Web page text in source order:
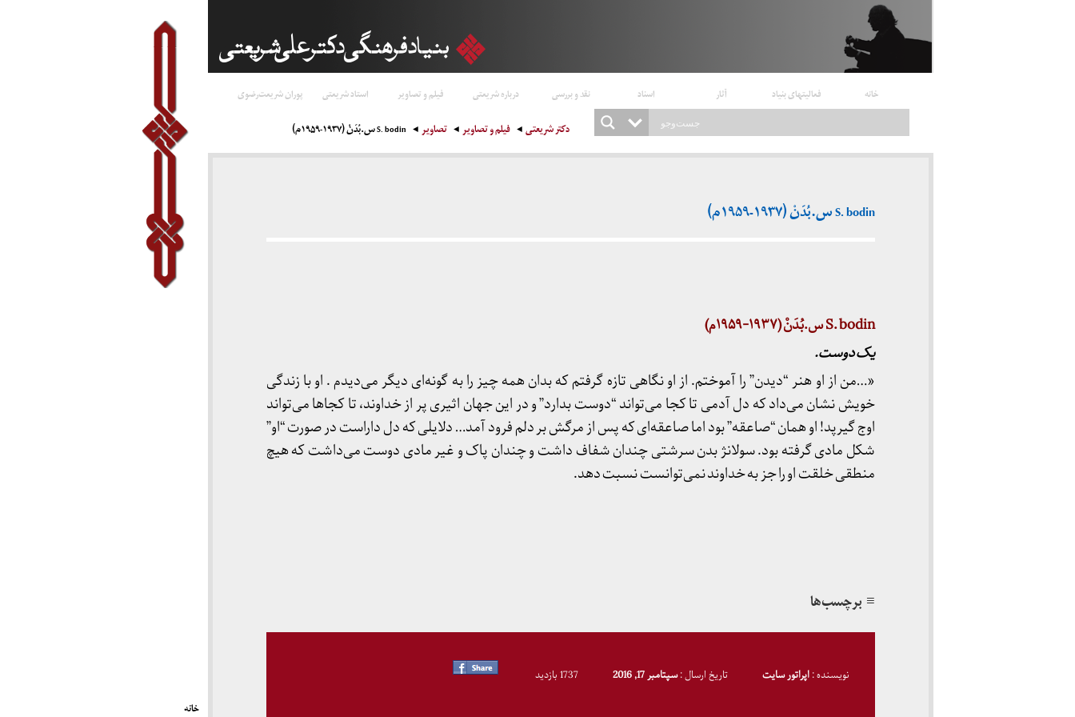
خانه فعالیتهای بنیاد آثار اسناد نقد و بررسی درباره شریعتی فیلم و تصاویر استاد شریعتی پوران شریعت‌رضوی
دکتر شریعتی فیلم و تصاویر تصاویر S. bodin س.بُدَنْ (۱۹۳۷-۱۹۵۹م)
S. bodin س.بُدَنْ (۱۹۳۷-۱۹۵۹م)
S. bodin س.بُدَنْ (۱۹۳۷-۱۹۵۹م)
یک دوست.
«…من از او هنر “دیدن” را آموختم. از او نگاهی تازه گرفتم که بدان همه چیز را به گونه‌ای دیگر می‌دیدم . او با زندگی
خویش نشان می‌داد که دل آدمی تا کجا می‌تواند “دوست بدارد” و در این جهان اثیری پر از خداوند، تا کجاها می‌تواند
اوج گیرپد! او همان “صاعقه” بود اما صاعقه‌ای که پس از مرگش بر دلم فرود آمد… دلایلی که دل داراست در صورت “او”
شکل مادی گرفته بود. سولانژ بدن سرشتی چندان شفاف داشت و چندان پاک و غیر مادی دوست می‌داشت که هیچ
منطقی خلقت او را جز به خداوند نمی‌توانست نسبت دهد.
≡ برچسب‌ها
نویسنده :اپراتور سایت تاریخ ارسال :سپتامبر 17, 2016 1737 بازدید
خانه